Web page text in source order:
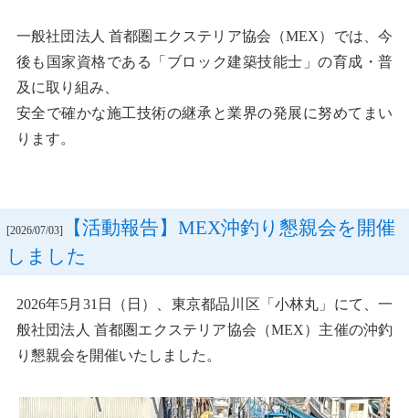
一般社団法人 首都圏エクステリア協会（MEX）では、今
後も国家資格である「ブロック建築技能士」の育成・普
及に取り組み、
安全で確かな施工技術の継承と業界の発展に努めてまい
ります。
[2026/07/03]
【活動報告】MEX沖釣り懇親会を開催
しました
2026年5月31日（日）、東京都品川区「小林丸」にて、一
般社団法人 首都圏エクステリア協会（MEX）主催の沖釣
り懇親会を開催いたしました。